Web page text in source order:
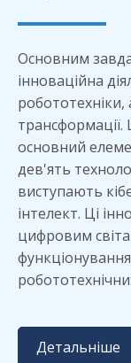
Основним
інноваційна
основний
дев'ять
виступають
інтелект. Ці
цифровим
Детальніше